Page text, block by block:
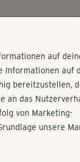
auf
Informationen auf
bereitzustellen,
an das
von Marketing-
unsere